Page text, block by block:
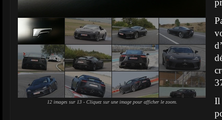
12 images sur 13 - Cliquez sur une image pour afficher le zoom.